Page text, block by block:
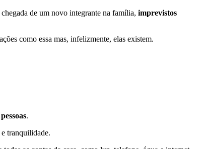
de um novo integrante na família, imprevistos
como essa mas, infelizmente, elas existem.
.
tranquilidade.